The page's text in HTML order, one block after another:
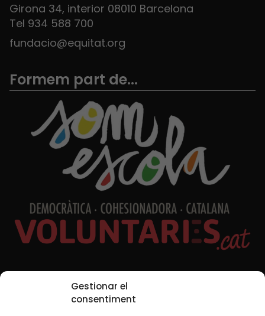
Gestionar el
consentiment
Girona 34, interior 08010 Barcelona
Tel 934 588 700
fundacio@equitat.org
Formem part de...
Xarxes Socials